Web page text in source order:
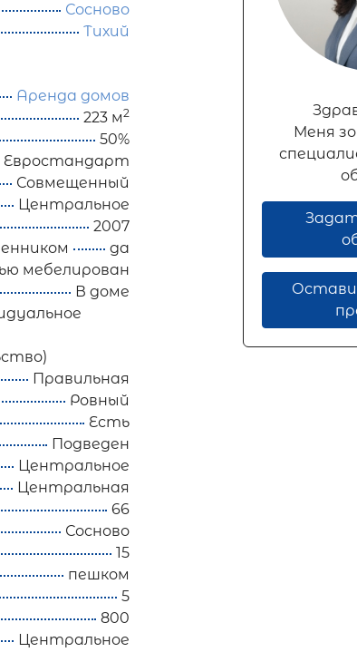
Сосново
Тихий
Аренда домов
223 м2
50%
Евростандарт
Совмещенный
Центральное
2007
да
мебелирован
В доме
Правильная
Ровный
Есть
Подведен
Центральное
Центральная
66
Сосново
15
пешком
5
800
Центральное
Меня